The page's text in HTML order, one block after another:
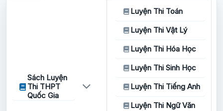
Sách Luyện
Thi THPT
Quốc Gia
Luyện Thi Toán
Luyện Thi Vật Lý
Luyện Thi Hóa Học
Luyện Thi Sinh Học
Luyện Thi Tiếng Anh
Luyện Thi Ngữ Văn